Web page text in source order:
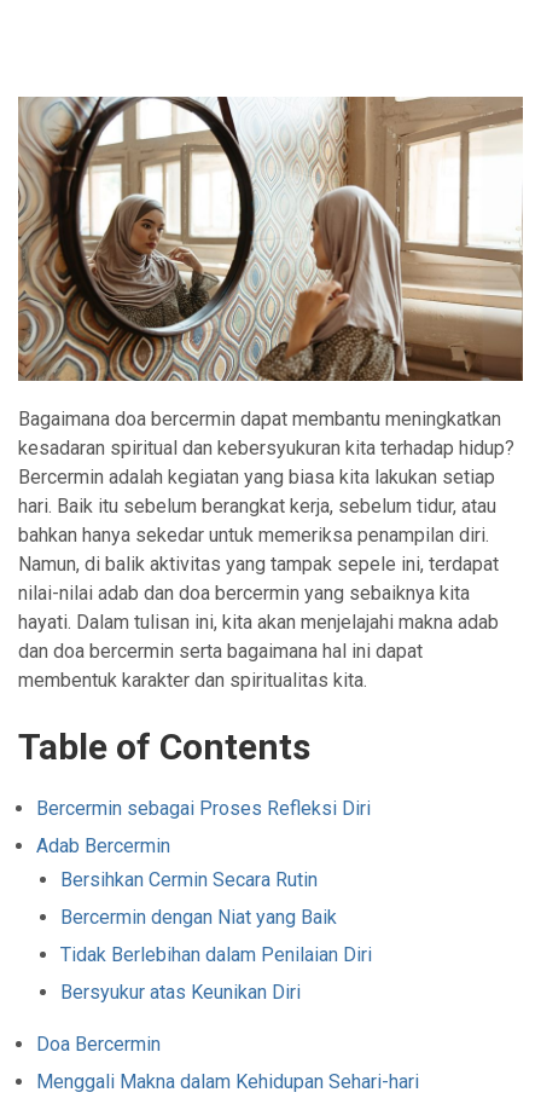
Bagaimana doa bercermin dapat membantu meningkatkan
kesadaran spiritual dan kebersyukuran kita terhadap hidup?
Bercermin adalah kegiatan yang biasa kita lakukan setiap
hari. Baik itu sebelum berangkat kerja, sebelum tidur, atau
bahkan hanya sekedar untuk memeriksa penampilan diri.
Namun, di balik aktivitas yang tampak sepele ini, terdapat
nilai-nilai adab dan doa bercermin yang sebaiknya kita
hayati. Dalam tulisan ini, kita akan menjelajahi makna adab
dan doa bercermin serta bagaimana hal ini dapat
membentuk karakter dan spiritualitas kita.
Table of Contents
Bercermin sebagai Proses Refleksi Diri
Adab Bercermin
Bersihkan Cermin Secara Rutin
Bercermin dengan Niat yang Baik
Tidak Berlebihan dalam Penilaian Diri
Bersyukur atas Keunikan Diri
Doa Bercermin
Menggali Makna dalam Kehidupan Sehari-hari